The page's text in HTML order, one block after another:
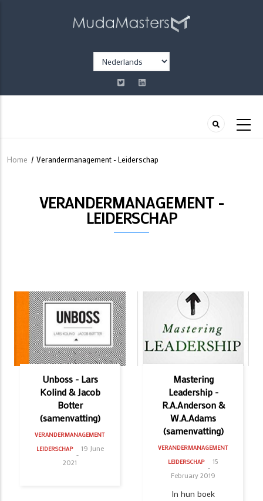
Select
your
language
Kruimelpad
Home / Verandermanagement - Leiderschap
VERANDERMANAGEMENT -
LEIDERSCHAP
Unboss - Lars
Kolind & Jacob
Botter
(samenvatting)
VERANDERMANAGEMENT
LEIDERSCHAP
19 June
2021
Mastering
Leadership -
R.A.Anderson &
W.A.Adams
(samenvatting)
VERANDERMANAGEMENT
LEIDERSCHAP
15
February 2019
In hun boek